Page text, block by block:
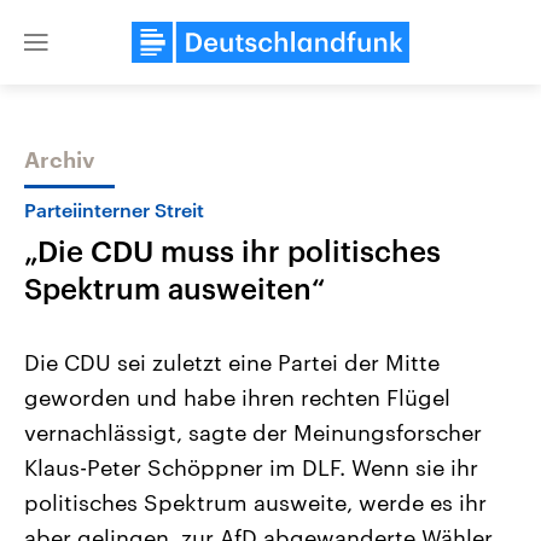
Close
Themen
Landtagswahl Sachsen-Anhalt
2026
Alle Informationen
Sachsen-Anhalt wählt am 6.
September 2026 einen neuen
Landtag. Seit 2021 wird das
Bundesland von einer Koalition aus
USA
Aktuelle Beiträge,
Hintergründe
Wirtschaftlich und
gehören die Vereinigten
den mächtigsten Ländern
mit großem Einfluss auf
Archiv
Parteiinterner Streit
„Die CDU muss ihr politisches
Spektrum ausweiten“
Die CDU sei zuletzt eine Partei der Mitte
geworden und habe ihren rechten Flügel
vernachlässigt, sagte der Meinungsforscher
Klaus-Peter Schöppner im DLF. Wenn sie ihr
politisches Spektrum ausweite, werde es ihr